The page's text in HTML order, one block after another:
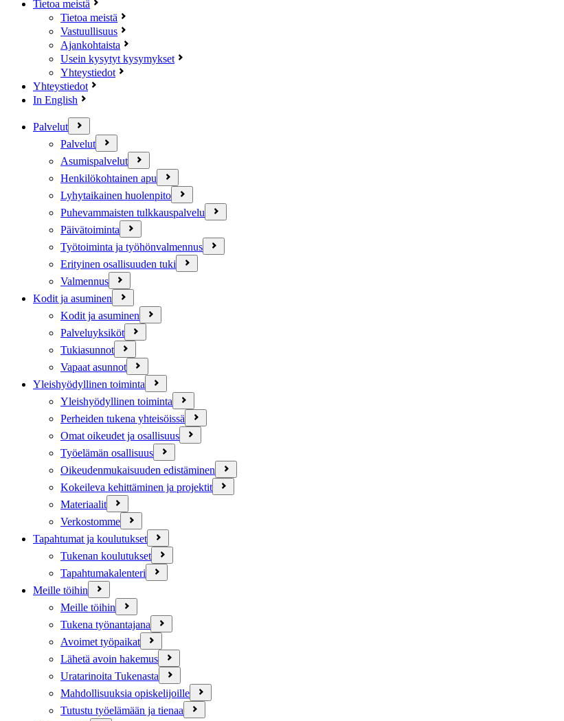
Tietoa meistä
Tietoa meistä
Vastuullisuus
Ajankohtaista
Usein kysytyt kysymykset
Yhteystiedot
Yhteystiedot
In English
Palvelut
Palvelut
Asumispalvelut
Henkilökohtainen apu
Lyhytaikainen huolenpito
Puhevammaisten tulkkauspalvelu
Päivätoiminta
Työtoiminta ja työhönvalmennus
Erityinen osallisuuden tuki
Valmennus
Kodit ja asuminen
Kodit ja asuminen
Palveluyksiköt
Tukiasunnot
Vapaat asunnot
Yleishyödyllinen toiminta
Yleishyödyllinen toiminta
Perheiden tukena yhteisöissä
Omat oikeudet ja osallisuus
Työelämän osallisuus
Oikeudenmukaisuuden edistäminen
Kokeileva kehittäminen ja projektit
Materiaalit
Verkostomme
Tapahtumat ja koulutukset
Tukenan koulutukset
Tapahtumakalenteri
Meille töihin
Meille töihin
Tukena työnantajana
Avoimet työpaikat
Lähetä avoin hakemus
Uratarinoita Tukenasta
Mahdollisuuksia opiskelijoille
Tutustu työelämään ja tienaa